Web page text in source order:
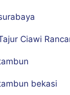
Ciawi
bekasi